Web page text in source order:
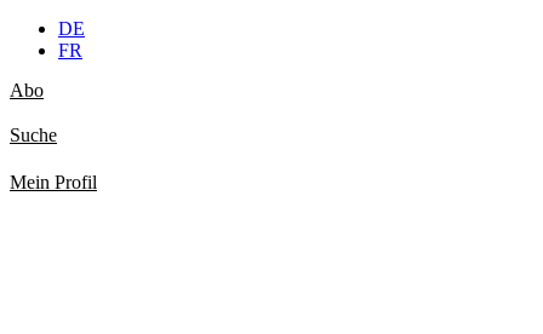
DE
FR
Abo
Suche
Mein Profil